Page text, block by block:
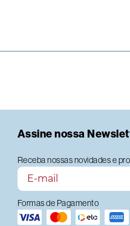
Assine nossa
Receba nossas novidades e
Formas de Pagamento